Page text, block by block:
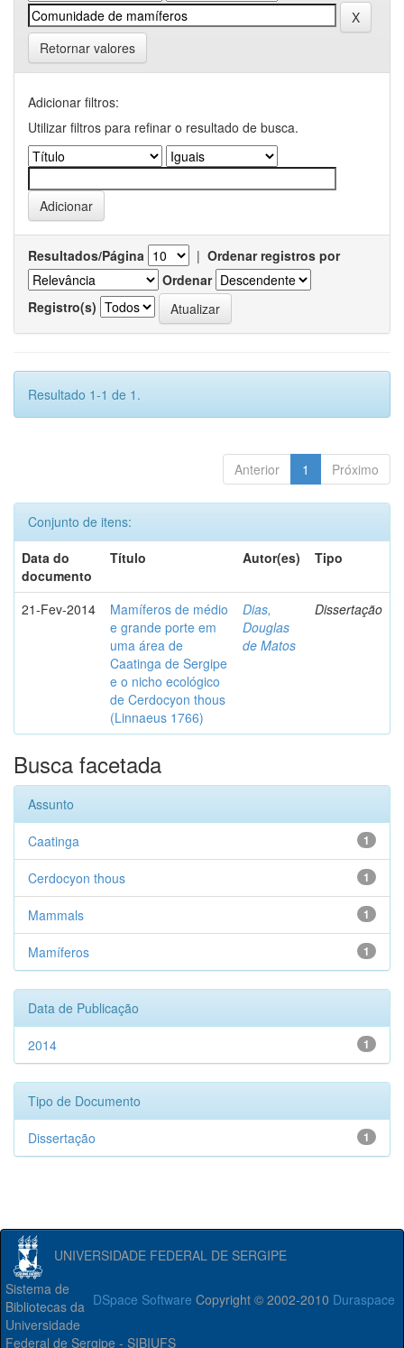
Retornar valores
Adicionar filtros:
Utilizar filtros para refinar o resultado de busca.
Resultados/Página | Ordenar registros por
Ordenar
Registro(s)
Resultado 1-1 de 1.
Anterior 1 Próximo
Conjunto de itens:
Data do
documento
Título Autor(es) Tipo
21-Fev-2014
Mamíferos de médio
e grande porte em
uma área de
Caatinga de Sergipe
e o nicho ecológico
de Cerdocyon thous
(Linnaeus 1766)
Dias,
Douglas
de Matos
Dissertação
Busca facetada
Assunto
1
Caatinga
1
Cerdocyon thous
1
Mammals
1
Mamíferos
Data de Publicação
1
2014
Tipo de Documento
1
Dissertação
UNIVERSIDADE FEDERAL DE SERGIPE
DSpace Software Copyright © 2002-2010 Duraspace
Sistema de
Bibliotecas da
Universidade
Federal de Sergipe - SIBIUFS